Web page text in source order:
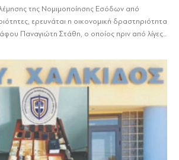
της Νομιμοποίησης Εσόδων από
ερευνάται η οικονομική δραστηριότητα
Παναγιώτη Στάθη, ο οποίος πριν από λίγες...